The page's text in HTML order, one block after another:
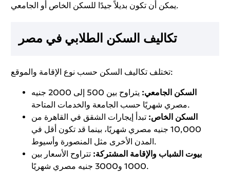
يمكن أن تكون بديلاً جيدًا للسكن الخاص أو الجامعي.
تكاليف السكن الطلابي في مصر
تختلف تكاليف السكن حسب نوع الإقامة والموقع:
السكن الجامعي:
يتراوح بين 500 إلى 2000 جنيه
مصري شهريًا حسب الجامعة والخدمات المتاحة.
السكن الخاص: تبدأ إيجارات الشقق في القاهرة من
10,000 جنيه مصري شهريًا، بينما قد تكون أقل في
المدن الأخرى مثل المنصورة وأسيوط.
بيوت الشباب والإقامة المشتركة: تتراوح الأسعار بين
1000 و3000 جنيه مصري شهريًا.